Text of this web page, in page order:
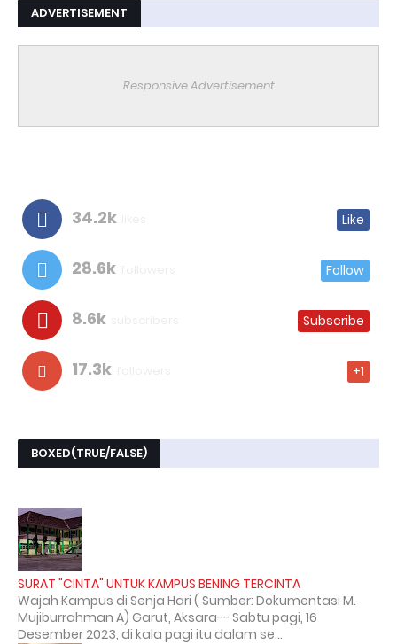
ADVERTISEMENT
Responsive Advertisement
34.2k Like
28.6k Follow
8.6k Subscribe
17.3k +1
BOXED(TRUE/FALSE)
SURAT "CINTA" UNTUK KAMPUS BENING TERCINTA
Wajah Kampus di Senja Hari ( Sumber: Dokumentasi M.
Mujiburrahman A) Garut, Aksara-- Sabtu pagi, 16
Desember 2023, di kala pagi itu dalam se...